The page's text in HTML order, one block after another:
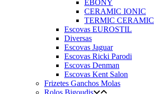
EBONY
CERAMIC IONIC
TERMIC CERAMIC
Escovas EUROSTIL
Diversas
Escovas Jaguar
Escovas Ricki Parodi
Escovas Denman
Escovas Kent Salon
Frizetes Ganchos Molas
Rolos Bigoudis